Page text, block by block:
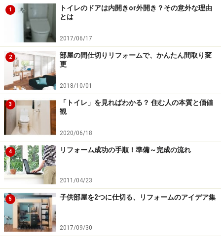
1
トイレのドアは内開きor外開き？その意外な理由
とは
2017/06/17
2
部屋の間仕切りリフォームで、かんたん間取り変
更
2018/10/01
3
「トイレ」を見ればわかる？ 住む人の本質と価値
観
2020/06/18
4 リフォーム成功の手順！準備～完成の流れ
2011/04/23
5 子供部屋を2つに仕切る、リフォームのアイデア集
2017/09/30